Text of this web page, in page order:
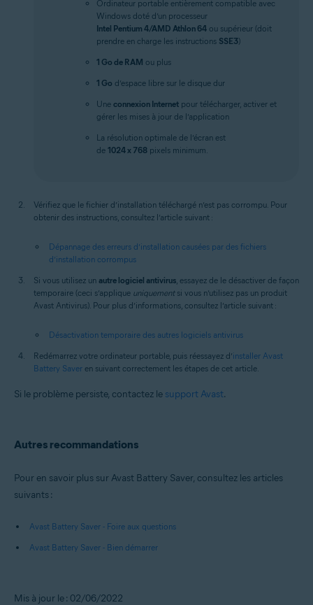
Ordinateur portable entièrement compatible avec
Windows doté d’un processeur
Intel Pentium 4/AMD Athlon 64 ou supérieur (doit
prendre en charge les instructions SSE3)
1 Go de RAM ou plus
1 Go d’espace libre sur le disque dur
Une connexion Internet pour télécharger, activer et
gérer les mises à jour de l’application
La résolution optimale de l’écran est
de 1024 x 768 pixels minimum.
Vérifiez que le fichier d’installation téléchargé n’est pas corrompu. Pour
obtenir des instructions, consultez l’article suivant :
Dépannage des erreurs d’installation causées par des fichiers
d’installation corrompus
Si vous utilisez un autre logiciel antivirus , essayez de le désactiver de façon
temporaire (ceci s’applique uniquementsi vous n’utilisez pas un produit
Avast Antivirus). Pour plus d’informations, consultez l’article suivant :
Désactivation temporaire des autres logiciels antivirus
Redémarrez votre ordinateur portable, puis réessayez d’installer Avast
Battery Saver en suivant correctement les étapes de cet article.
Si le problème persiste, contactez le support Avast.
Autres recommandations
Pour en savoir plus sur Avast Battery Saver, consultez les articles
suivants :
Avast Battery Saver - Foire aux questions
Avast Battery Saver - Bien démarrer
Mis à jour le : 02/06/2022